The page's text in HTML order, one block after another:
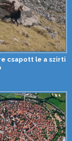
csapott le a szirti